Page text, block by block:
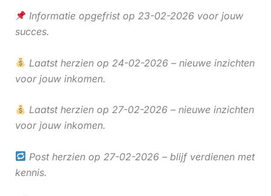
Informatie opgefrist op 23-02-2026 voor jouw
succes.
Laatst herzien op 24-02-2026 – nieuwe inzichten
voor jouw inkomen.
Laatst herzien op 27-02-2026 – nieuwe inzichten
voor jouw inkomen.
Post herzien op 27-02-2026 – blijf verdienen met
kennis.